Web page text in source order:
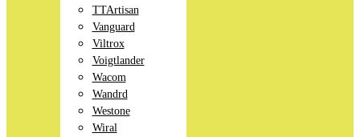
TTArtisan
Vanguard
Viltrox
Voigtlander
Wacom
Wandrd
Westone
Wiral